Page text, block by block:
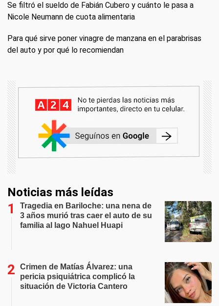
Se filtró el sueldo de Fabián Cubero y cuánto le pasa a
Nicole Neumann de cuota alimentaria
Para qué sirve poner vinagre de manzana en el parabrisas
del auto y por qué lo recomiendan
Noticias más leídas
Tragedia en Bariloche: una nena de
3 años murió tras caer el auto de su
familia al lago Nahuel Huapi
Crimen de Matías Álvarez: una
pericia psiquiátrica complicó la
situación de Victoria Cantero